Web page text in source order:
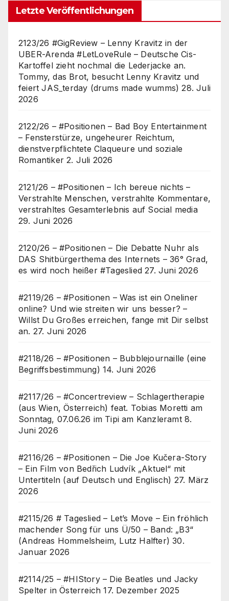
Letzte Veröffentlichungen
2123/26 #GigReview – Lenny Kravitz in der
UBER-Arenda #LetLoveRule – Deutsche Cis-
Kartoffel zieht nochmal die Lederjacke an.
Tommy, das Brot, besucht Lenny Kravitz und
feiert JAS_terday (drums made wumms) 28. Juli
2026
2122/26 – #Positionen – Bad Boy Entertainment
– Fensterstürze, ungeheurer Reichtum,
dienstverpflichtete Claqueure und soziale
Romantiker 2. Juli 2026
2121/26 – #Positionen – Ich bereue nichts –
Verstrahlte Menschen, verstrahlte Kommentare,
verstrahltes Gesamterlebnis auf Social media
29. Juni 2026
2120/26 – #Positionen – Die Debatte Nuhr als
DAS Shitbürgerthema des Internets – 36° Grad,
es wird noch heißer #Tageslied 27. Juni 2026
#2119/26 – #Positionen – Was ist ein Oneliner
online? Und wie streiten wir uns besser? –
Willst Du Großes erreichen, fange mit Dir selbst
an. 27. Juni 2026
#2118/26 – #Positionen – Bubblejournaille (eine
Begriffsbestimmung) 14. Juni 2026
#2117/26 – #Concertreview – Schlagertherapie
(aus Wien, Österreich) feat. Tobias Moretti am
Sonntag, 07.06.26 im Tipi am Kanzleramt 8.
Juni 2026
#2116/26 – #Positionen – Die Joe Kučera-Story
– Ein Film von Bedřich Ludvík „Aktuel“ mit
Untertiteln (auf Deutsch und Englisch) 27. März
2026
#2115/26 # Tageslied – Let’s Move – Ein fröhlich
machender Song für uns Ü/50 – Band: „B3“
(Andreas Hommelsheim, Lutz Halfter) 30.
Januar 2026
#2114/25 – #HIStory – Die Beatles und Jacky
Spelter in Österreich 17. Dezember 2025